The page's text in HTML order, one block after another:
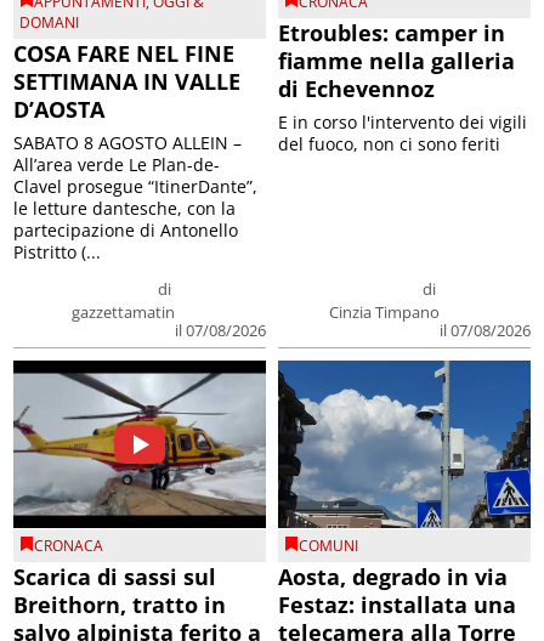
DOMANI
COSA FARE NEL FINE
SETTIMANA IN VALLE
D’AOSTA
di
gazzettamatin
il 07/08/2026
SABATO 8 AGOSTO ALLEIN –
All’area verde Le Plan-de-
Clavel prosegue “ItinerDante”,
le letture dantesche, con la
partecipazione di Antonello
Pistritto (...
Etroubles: camper in
fiamme nella galleria
di Echevennoz
di
Cinzia Timpano
il 07/08/2026
E in corso l'intervento dei vigili
del fuoco, non ci sono feriti
CRONACA
Scarica di sassi sul
Breithorn, tratto in
salvo alpinista ferito a
COMUNI
Aosta, degrado in via
Festaz: installata una
telecamera alla Torre